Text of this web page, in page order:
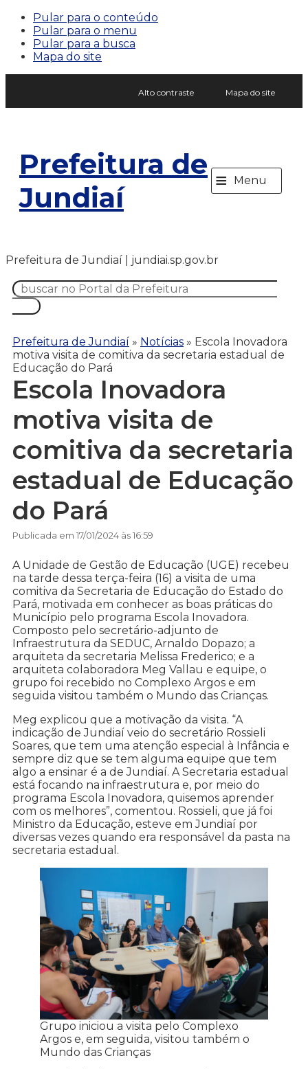
Pular para o conteúdo
Pular para o menu
Pular para a busca
Mapa do site
Alto contraste Mapa do site
Prefeitura de
Jundiaí
≡ Menu
Prefeitura de Jundiaí | jundiai.sp.gov.br
Prefeitura de Jundiaí » Notícias » Escola Inovadora
motiva visita de comitiva da secretaria estadual de
Educação do Pará
Escola Inovadora
motiva visita de
comitiva da secretaria
estadual de Educação
do Pará
Publicada em 17/01/2024 às 16:59
A Unidade de Gestão de Educação (UGE) recebeu
na tarde dessa terça-feira (16) a visita de uma
comitiva da Secretaria de Educação do Estado do
Pará, motivada em conhecer as boas práticas do
Município pelo programa Escola Inovadora.
Composto pelo secretário-adjunto de
Infraestrutura da SEDUC, Arnaldo Dopazo; a
arquiteta da secretaria Melissa Frederico; e a
arquiteta colaboradora Meg Vallau e equipe, o
grupo foi recebido no Complexo Argos e em
seguida visitou também o Mundo das Crianças.
Meg explicou que a motivação da visita. “A
indicação de Jundiaí veio do secretário Rossieli
Soares, que tem uma atenção especial à Infância e
sempre diz que se tem alguma equipe que tem
algo a ensinar é a de Jundiaí. A Secretaria estadual
está focando na infraestrutura e, por meio do
programa Escola Inovadora, quisemos aprender
com os melhores”, comentou. Rossieli, que já foi
Ministro da Educação, esteve em Jundiaí por
diversas vezes quando era responsável da pasta na
secretaria estadual.
Grupo iniciou a visita pelo Complexo
Argos e, em seguida, visitou também o
Mundo das Crianças